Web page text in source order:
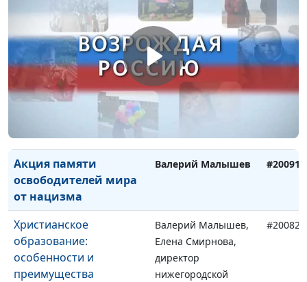
свободы
Благотворительный
Центр помощи детям
«Радуга»
Валерий Малышев,
Валерий Евстигнеев,
председатель
правления
благотворительного
детям «Радуга»
#200925
Акция памяти
освободителей мира
от нацизма
Валерий Малышев #200911
Христианское
образование:
особенности и
преимущества
Валерий Малышев,
Елена Смирнова,
директор
нижегородской
#200828